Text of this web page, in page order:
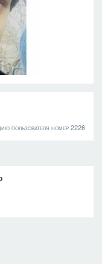
пользователя номер 2226